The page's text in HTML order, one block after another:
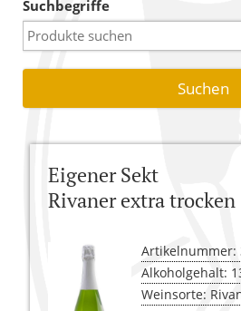
Warenkorb
Versandkosten
AGB
Kasse
Suchbegriffe
Eigener Sekt
Rivaner extra trocken
Artikelnummer:
Alkoholgehalt:
Weinsorte: